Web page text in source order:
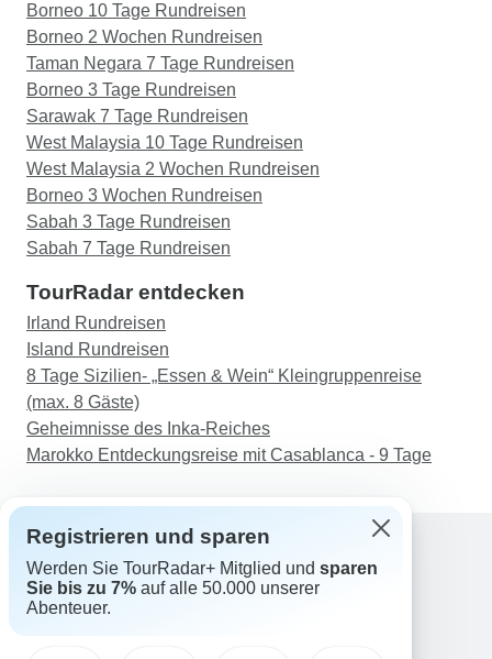
Borneo 10 Tage Rundreisen
Borneo 2 Wochen Rundreisen
Taman Negara 7 Tage Rundreisen
Borneo 3 Tage Rundreisen
Sarawak 7 Tage Rundreisen
West Malaysia 10 Tage Rundreisen
West Malaysia 2 Wochen Rundreisen
Borneo 3 Wochen Rundreisen
Sabah 3 Tage Rundreisen
Sabah 7 Tage Rundreisen
TourRadar entdecken
Irland Rundreisen
Island Rundreisen
8 Tage Sizilien- „Essen & Wein“ Kleingruppenreise
(max. 8 Gäste)
Geheimnisse des Inka-Reiches
Marokko Entdeckungsreise mit Casablanca - 9 Tage
Support
Kontakt
Registrieren und sparen
Werden Sie TourRadar+ Mitglied und sparen
Sie bis zu 7% auf alle 50.000 unserer
Abenteuer.